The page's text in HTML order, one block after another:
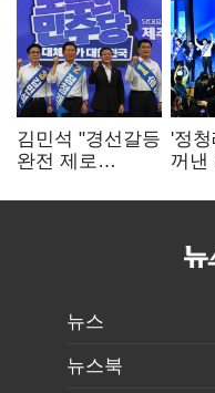
김민석 "경선갈등
완전 제로
"반명 공세
'정
꺼
추가
뉴스
뉴스북